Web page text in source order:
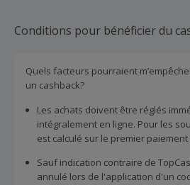
Conditions pour bénéficier du
Quels facteurs pourraient
un cashback?
Les achats doivent être réglés
intégralement en ligne. Pour les
est calculé sur le premier
Sauf indication contraire de
annulé lors de l'application d'un